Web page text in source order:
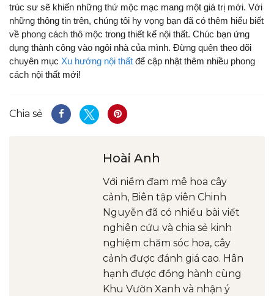
trúc sư sẽ khiến những thứ mộc mạc mang một giá trị mới. Với
những thông tin trên, chúng tôi hy vọng bạn đã có thêm hiểu biết
về phong cách thô mộc trong thiết kế nội thất. Chúc bạn ứng
dụng thành công vào ngôi nhà của mình. Đừng quên theo dõi
chuyên mục Xu hướng nội thất để cập nhật thêm nhiều phong
cách nội thất mới!
Chia sẻ
Hoài Anh
Với niềm đam mê hoa cây
cảnh, Biên tập viên Chinh
Nguyễn đã có nhiều bài viết
nghiên cứu và chia sẻ kinh
nghiệm chăm sóc hoa, cây
cảnh được đánh giá cao. Hân
hạnh được đồng hành cùng
Khu Vườn Xanh và nhận ý